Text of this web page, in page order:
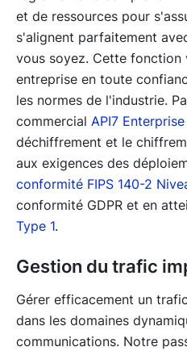
et de ressources pour
s'alignent parfaitement
vous soyez. Cette
entreprise en toute
les normes de l'industrie.
commercial API7 Enterprise
déchiffrement et le
aux exigences des
conformité FIPS 140-2
conformité GDPR et en
Type 1.
Gestion du trafic
Gérer efficacement un
dans les domaines
communications. Notre